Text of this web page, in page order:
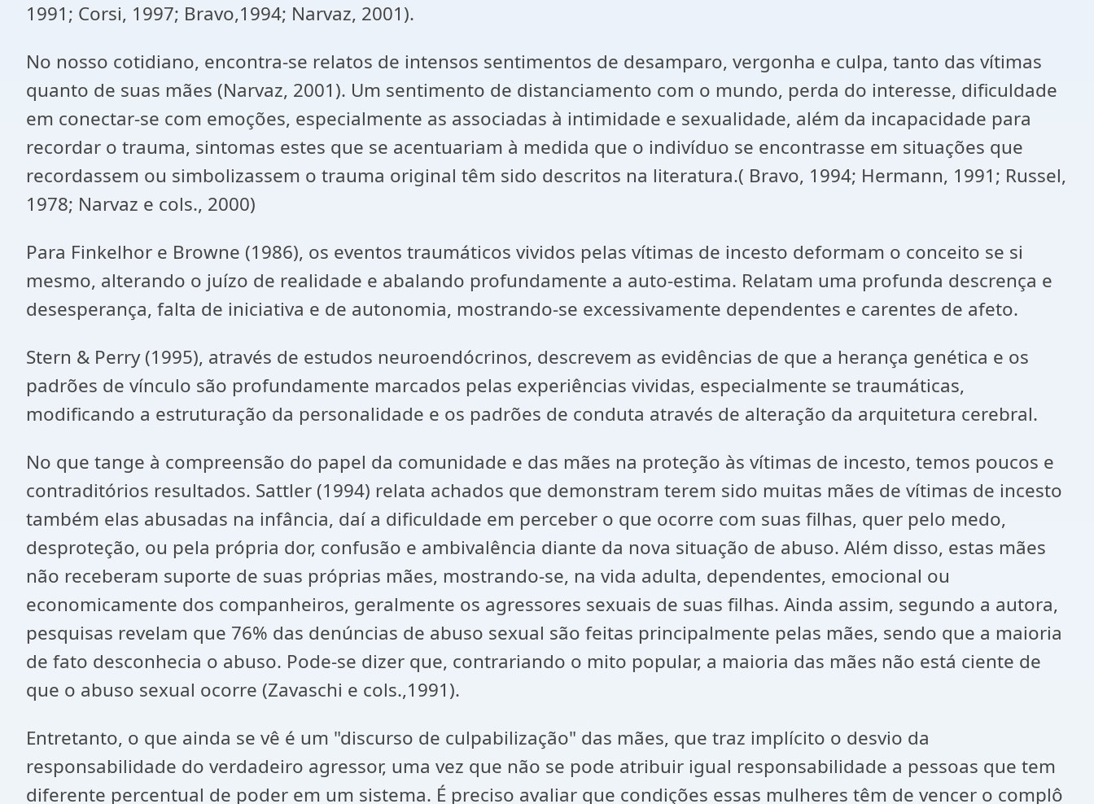
1991; Corsi, 1997; Bravo,1994; Narvaz, 2001).
No nosso cotidiano, encontra-se relatos de intensos sentimentos de desamparo, vergonha e culpa, tanto das vítimas
quanto de suas mães (Narvaz, 2001). Um sentimento de distanciamento com o mundo, perda do interesse, dificuldade
em conectar-se com emoções, especialmente as associadas à intimidade e sexualidade, além da incapacidade para
recordar o trauma, sintomas estes que se acentuariam à medida que o indivíduo se encontrasse em situações que
recordassem ou simbolizassem o trauma original têm sido descritos na literatura.( Bravo, 1994; Hermann, 1991; Russel,
1978; Narvaz e cols., 2000)
Para Finkelhor e Browne (1986), os eventos traumáticos vividos pelas vítimas de incesto deformam o conceito se si
mesmo, alterando o juízo de realidade e abalando profundamente a auto-estima. Relatam uma profunda descrença e
desesperança, falta de iniciativa e de autonomia, mostrando-se excessivamente dependentes e carentes de afeto.
Stern & Perry (1995), através de estudos neuroendócrinos, descrevem as evidências de que a herança genética e os
padrões de vínculo são profundamente marcados pelas experiências vividas, especialmente se traumáticas,
modificando a estruturação da personalidade e os padrões de conduta através de alteração da arquitetura cerebral.
No que tange à compreensão do papel da comunidade e das mães na proteção às vítimas de incesto, temos poucos e
contraditórios resultados. Sattler (1994) relata achados que demonstram terem sido muitas mães de vítimas de incesto
também elas abusadas na infância, daí a dificuldade em perceber o que ocorre com suas filhas, quer pelo medo,
desproteção, ou pela própria dor, confusão e ambivalência diante da nova situação de abuso. Além disso, estas mães
não receberam suporte de suas próprias mães, mostrando-se, na vida adulta, dependentes, emocional ou
economicamente dos companheiros, geralmente os agressores sexuais de suas filhas. Ainda assim, segundo a autora,
pesquisas revelam que 76% das denúncias de abuso sexual são feitas principalmente pelas mães, sendo que a maioria
de fato desconhecia o abuso. Pode-se dizer que, contrariando o mito popular, a maioria das mães não está ciente de
que o abuso sexual ocorre (Zavaschi e cols.,1991).
Entretanto, o que ainda se vê é um "discurso de culpabilização" das mães, que traz implícito o desvio da
responsabilidade do verdadeiro agressor, uma vez que não se pode atribuir igual responsabilidade a pessoas que tem
diferente percentual de poder em um sistema. É preciso avaliar que condições essas mulheres têm de vencer o complô